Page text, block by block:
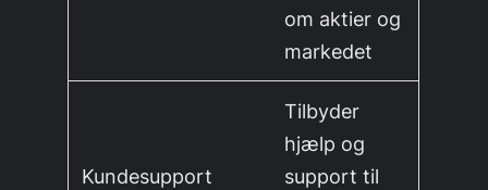
om aktier og
markedet
Kundesupport
Tilbyder
hjælp og
support til